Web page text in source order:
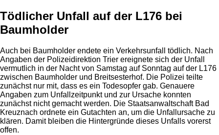
Tödlicher Unfall auf der L176 bei
Baumholder
Auch bei Baumholder endete ein Verkehrsunfall tödlich. Nach
Angaben der Polizeidirektion Trier ereignete sich der Unfall
vermutlich in der Nacht von Samstag auf Sonntag auf der L176
zwischen Baumholder und Breitsesterhof. Die Polizei teilte
zunächst nur mit, dass es ein Todesopfer gab. Genauere
Angaben zum Unfallzeitpunkt und zur Ursache konnten
zunächst nicht gemacht werden. Die Staatsanwaltschaft Bad
Kreuznach ordnete ein Gutachten an, um die Unfallursache zu
klären. Damit bleiben die Hintergründe dieses Unfalls vorerst
offen.